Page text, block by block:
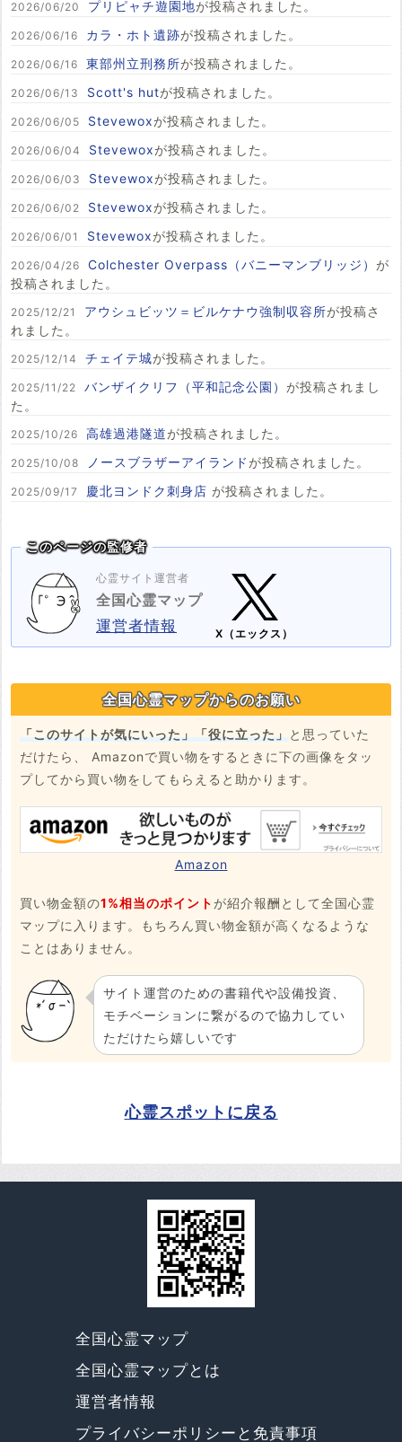
2026/06/20 プリピャチ遊園地が投稿されました。
2026/06/16 カラ・ホト遺跡が投稿されました。
2026/06/16 東部州立刑務所が投稿されました。
2026/06/13 Scott's hutが投稿されました。
2026/06/05 Stevewoxが投稿されました。
2026/06/04 Stevewoxが投稿されました。
2026/06/03 Stevewoxが投稿されました。
2026/06/02 Stevewoxが投稿されました。
2026/06/01 Stevewoxが投稿されました。
2026/04/26 Colchester Overpass（バニーマンブリッジ） が
投稿されました。
2025/12/21 アウシュビッツ＝ビルケナウ強制収容所が投稿さ
れました。
2025/12/14 チェイテ城が投稿されました。
2025/11/22 バンザイクリフ（平和記念公園） が投稿されまし
た。
2025/10/26 高雄過港隧道が投稿されました。
2025/10/08 ノースブラザーアイランド が投稿されました。
2025/09/17 慶北ヨンドク刺身店 が投稿されました。
このページの監修者
心霊サイト運営者
全国心霊マップ
運営者情報
X（エックス）
全国心霊マップからのお願い
「このサイトが気にいった」「役に立った」と思っていた
だけたら、 Amazonで買い物をするときに下の画像をタッ
プしてから買い物をしてもらえると助かります。
Amazon
買い物金額の1%相当のポイント が紹介報酬として全国心霊
マップに入ります。もちろん買い物金額が高くなるような
ことはありません。
サイト運営のための書籍代や設備投資、
モチベーションに繋がるので協力してい
ただけたら嬉しいです
心霊スポットに戻る
全国心霊マップ
全国心霊マップとは
運営者情報
プライバシーポリシーと免責事項